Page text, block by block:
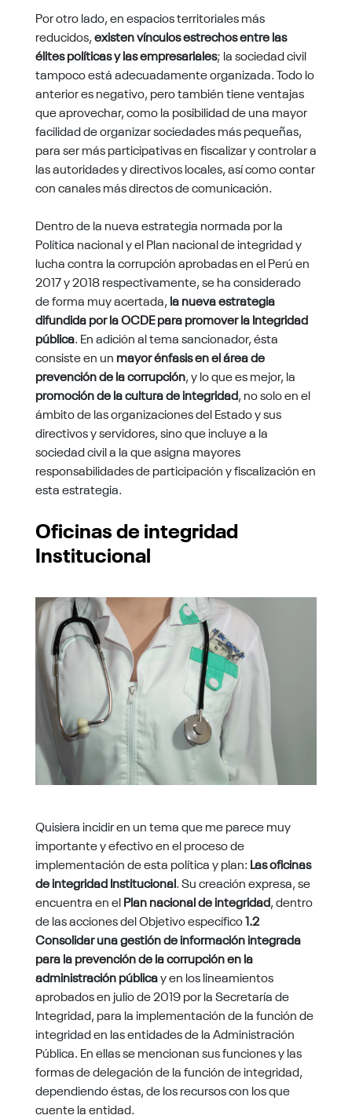
Por otro lado, en espacios territoriales más
reducidos,existen vínculos estrechos entre las
élites políticas y las empresariales; la sociedad civil
tampoco está adecuadamente organizada. Todo lo
anterior es negativo, pero también tiene ventajas
que aprovechar, como la posibilidad de una mayor
facilidad de organizar sociedades más pequeñas,
para ser más participativas en fiscalizar y controlar a
las autoridades y directivos locales, así como contar
con canales más directos de comunicación.
Dentro de la nueva estrategia normada por la
Política nacional y el Plan nacional de integridad y
lucha contra la corrupción aprobadas en el Perú en
2017 y 2018 respectivamente, se ha considerado
de forma muy acertada, la nueva estrategia
difundida por la OCDE para promover la Integridad
pública. En adición al tema sancionador, ésta
consiste en un mayor énfasis en el área de
prevención de la corrupción, y lo que es mejor, la
promoción de la cultura de integridad, no solo en el
ámbito de las organizaciones del Estado y sus
directivos y servidores, sino que incluye a la
sociedad civil a la que asigna mayores
responsabilidades de participación y fiscalización en
esta estrategia.
Oficinas de integridad
Institucional
Quisiera incidir en un tema que me parece muy
importante y efectivo en el proceso de
implementación de esta política y plan: Las oficinas
de integridad Institucional. Su creación expresa, se
encuentra en elPlan nacional de integridad, dentro
de las acciones del Objetivo específico1.2
Consolidar una gestión de información integrada
para la prevención de la corrupción en la
administración públicay en los lineamientos
aprobados en julio de 2019 por la Secretaría de
Integridad, para la implementación de la función de
integridad en las entidades de la Administración
Pública. En ellas se mencionan sus funciones y las
formas de delegación de la función de integridad,
dependiendo éstas, de los recursos con los que
cuente la entidad.